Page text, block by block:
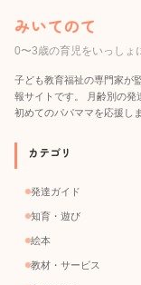
みいてのて
0〜3歳の育児をいっしょ
子ども教育福祉の専門家が
報サイトです。 月齢別の発
初めてのパパママを応援しま
カテゴリ
発達ガイド
知育・遊び
絵本
教材・サービス